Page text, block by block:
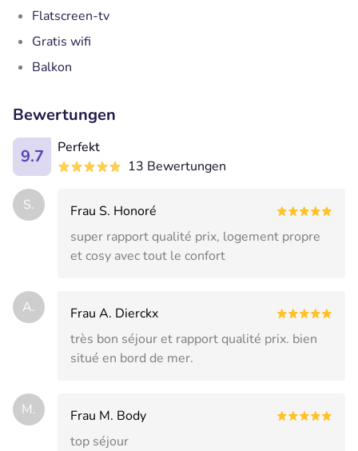
Flatscreen-tv
Gratis wifi
Balkon
Bewertungen
9.7
Perfekt
13 Bewertungen
S.
Frau S. Honoré
super rapport qualité prix, logement propre
et cosy avec tout le confort
A.
Frau A. Dierckx
très bon séjour et rapport qualité prix. bien
situé en bord de mer.
M.
Frau M. Body
top séjour